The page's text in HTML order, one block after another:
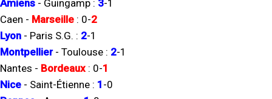
Amiens - Guingamp : 3-1
Caen - Marseille : 0-2
Lyon - Paris S.G. : 2-1
Montpellier- Toulouse : 2-1
Nantes - Bordeaux : 0-1
Nice - Saint-Étienne : 1 -0